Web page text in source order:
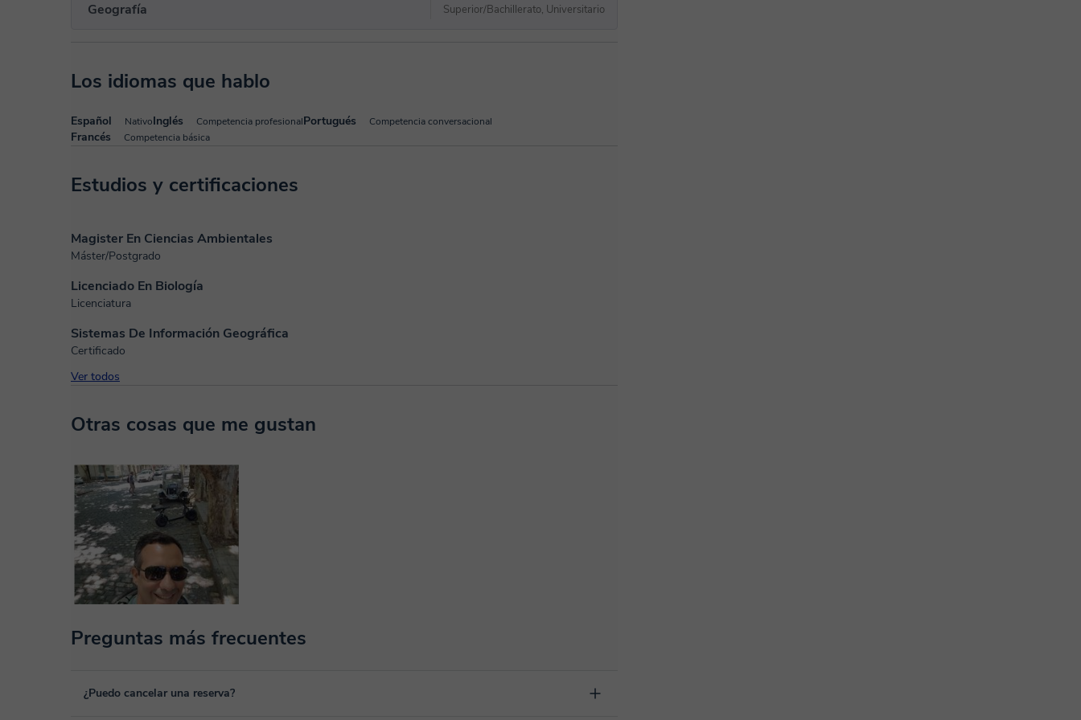
Geografía Superior/Bachillerato, Universitario
Los idiomas que hablo
Español NativoInglés Competencia profesionalPortugués Competencia conversacional
Francés Competencia básica
Estudios y certificaciones
Magister En Ciencias Ambientales
Máster/Postgrado
Licenciado En Biología
Licenciatura
Sistemas De Información Geográfica
Certificado
Ver todos
Otras cosas que me gustan
Preguntas más frecuentes
¿Puedo cancelar una reserva?